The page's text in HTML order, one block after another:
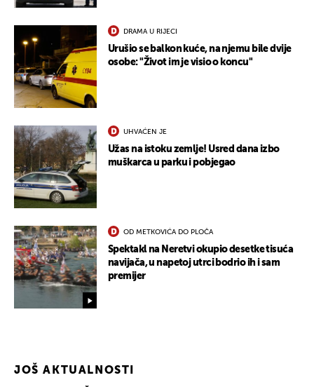
DRAMA U RIJECI
Urušio se balkon kuće, na njemu bile dvije
osobe: "Život im je visio o koncu"
UHVAĆEN JE
Užas na istoku zemlje! Usred dana izbo
muškarca u parku i pobjegao
OD METKOVIĆA DO PLOČA
Spektakl na Neretvi okupio desetke tisuća
navijača, u napetoj utrci bodrio ih i sam
premijer
JOŠ AKTUALNOSTI